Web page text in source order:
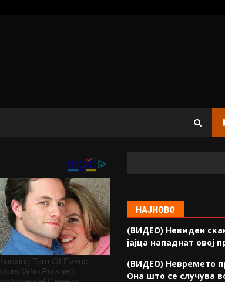
НАЈНОВО
(ВИДЕО) Невиден
јајца нападнат овој
(ВИДЕО) Невремето
Она што се случува